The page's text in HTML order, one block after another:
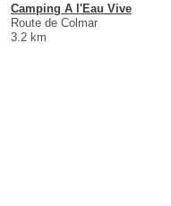
Camping A l'Eau Vive
Route de Colmar
3.2 km